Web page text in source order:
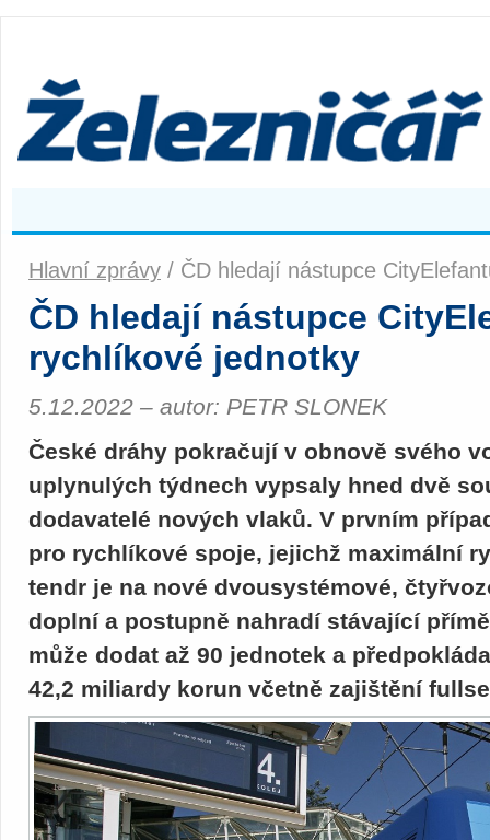
Hlavní zprávy / ČD hledají nástupce
ČD hledají nástupce
rychlíkové jednotky
5.12.2022 – autor: PETR SLONEK
České dráhy pokračují v obnově svého
uplynulých týdnech vypsaly hned dvě
dodavatelé nových vlaků. V prvním
pro rychlíkové spoje, jejichž maximální
tendr je na nové dvousystémové,
doplní a postupně nahradí stávající
může dodat až 90 jednotek a
42,2 miliardy korun včetně zajištění